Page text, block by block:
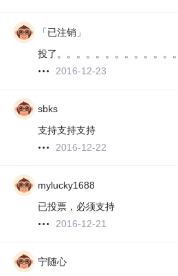
「已注销」
投了。。。。。。。。。。。。
2016-12-23
sbks
支持支持支持
2016-12-22
mylucky1688
已投票，必须支持
2016-12-21
宁随心